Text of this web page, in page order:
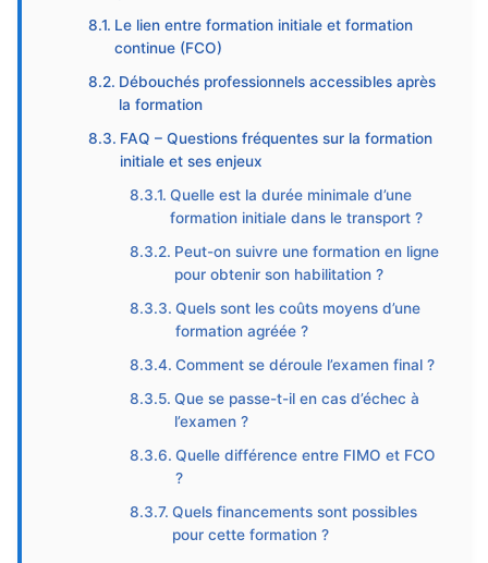
Le lien entre formation initiale et formation
continue (FCO)
Débouchés professionnels accessibles après
la formation
FAQ – Questions fréquentes sur la formation
initiale et ses enjeux
Quelle est la durée minimale d’une
formation initiale dans le transport ?
Peut-on suivre une formation en ligne
pour obtenir son habilitation ?
Quels sont les coûts moyens d’une
formation agréée ?
Comment se déroule l’examen final ?
Que se passe-t-il en cas d’échec à
l’examen ?
Quelle différence entre FIMO et FCO
?
Quels financements sont possibles
pour cette formation ?